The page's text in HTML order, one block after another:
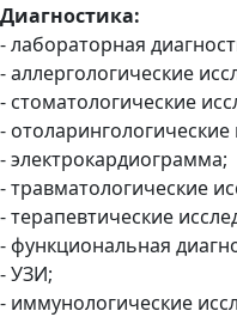
Диагностика:
- лабораторная
- аллергологические
- стоматологические
- отоларингологические
- электрокардиограмма;
- травматологические
- терапевтические
- функциональная
- УЗИ;
- иммунологические